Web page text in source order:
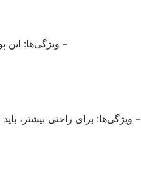
– ویژگی‌ها:
– ویژگی‌ها: برای راحتی بیشتر،